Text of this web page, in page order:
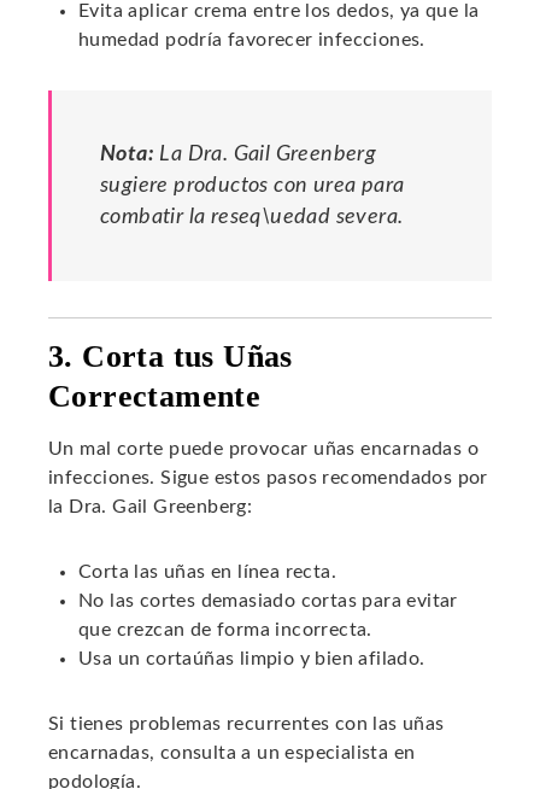
Evita aplicar crema entre los dedos, ya que la
humedad podría favorecer infecciones.
Nota: La Dra. Gail Greenberg
sugiere productos con urea para
combatir la reseq\uedad severa.
3. Corta tus Uñas
Correctamente
Un mal corte puede provocar uñas encarnadas o
infecciones. Sigue estos pasos recomendados por
la Dra. Gail Greenberg:
Corta las uñas en línea recta.
No las cortes demasiado cortas para evitar
que crezcan de forma incorrecta.
Usa un cortaúñas limpio y bien afilado.
Si tienes problemas recurrentes con las uñas
encarnadas, consulta a un especialista en
podología.